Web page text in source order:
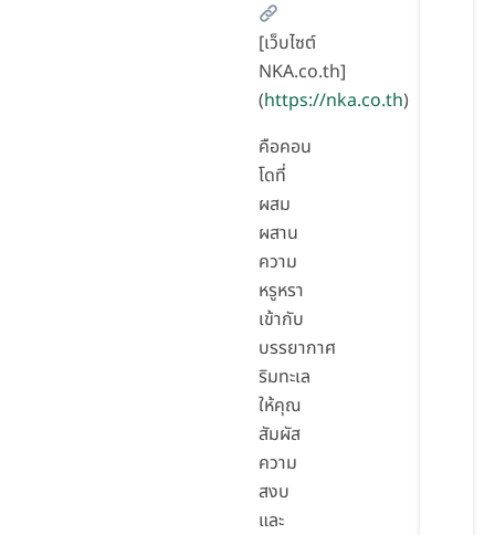
[เว็บไซต์
NKA.co.th]
(https://nka.co.th)
คือคอน
โดที่
ผสม
ผสาน
ความ
หรูหรา
เข้ากับ
บรรยากาศ
ริมทะเล
ให้คุณ
สัมผัส
ความ
สงบ
และ